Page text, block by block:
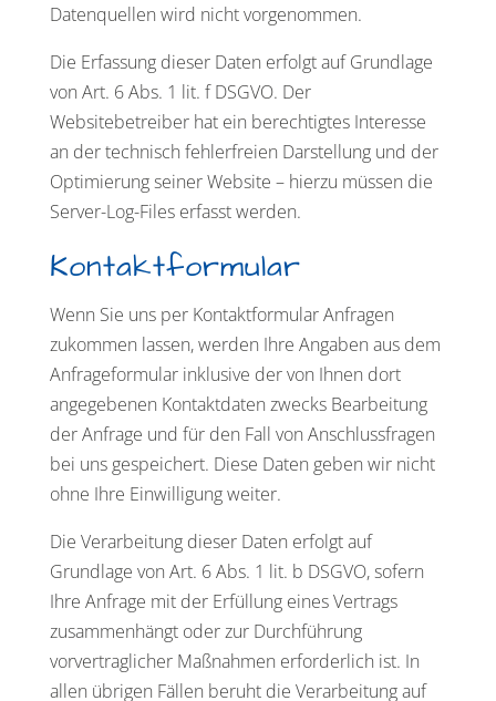
Datenquellen wird nicht vorgenommen.
Die Erfassung dieser Daten erfolgt auf Grundlage
von Art. 6 Abs. 1 lit. f DSGVO. Der
Websitebetreiber hat ein berechtigtes Interesse
an der technisch fehlerfreien Darstellung und der
Optimierung seiner Website – hierzu müssen die
Server-Log-Files erfasst werden.
Kontaktformular
Wenn Sie uns per Kontaktformular Anfragen
zukommen lassen, werden Ihre Angaben aus dem
Anfrageformular inklusive der von Ihnen dort
angegebenen Kontaktdaten zwecks Bearbeitung
der Anfrage und für den Fall von Anschlussfragen
bei uns gespeichert. Diese Daten geben wir nicht
ohne Ihre Einwilligung weiter.
Die Verarbeitung dieser Daten erfolgt auf
Grundlage von Art. 6 Abs. 1 lit. b DSGVO, sofern
Ihre Anfrage mit der Erfüllung eines Vertrags
zusammenhängt oder zur Durchführung
vorvertraglicher Maßnahmen erforderlich ist. In
allen übrigen Fällen beruht die Verarbeitung auf